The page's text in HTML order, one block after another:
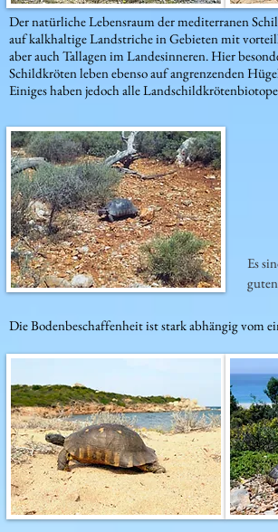
Der natürliche Lebensraum der mediterranen
auf kalkhaltige Landstriche in Gebieten mit
aber auch Tallagen im Landesinneren. Hier
Schildkröten leben ebenso auf angrenzenden
Einiges haben jedoch alle
Es
Die Bodenbeschaffenheit ist stark abhängig vom